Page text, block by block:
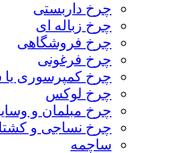
چرخ داربستی
چرخ زباله ای
چرخ فروشگاهی
چرخ فرغونی
چرخ کمپرسوری یا
چرخ لوکس
چرخ مبلمان و
چرخ نساجی و
ساچمه